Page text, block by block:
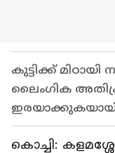
കുട്ടിക്ക് മിഠായി
ലൈംഗിക
കൊച്ചി: